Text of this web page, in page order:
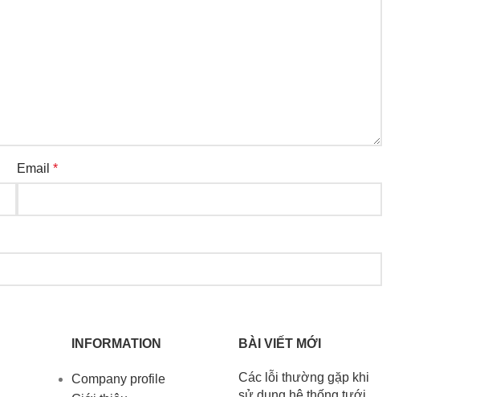
Email*
INFORMATION
Company profile
BÀI VIẾT MỚI
Các lỗi thường gặp khi